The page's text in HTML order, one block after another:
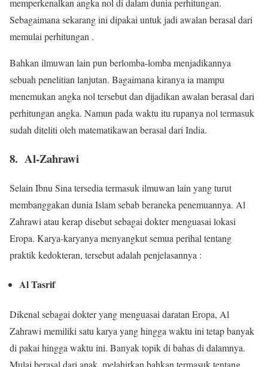
Sebagaimana sekarang ini dipakai untuk jadi awalan berasal dari
memulai perhitungan .
Bahkan ilmuwan lain pun berlomba-lomba menjadikannya
sebuah penelitian lanjutan. Bagaimana kiranya ia mampu
menemukan angka nol tersebut dan dijadikan awalan berasal dari
perhitungan angka. Namun pada waktu itu rupanya nol termasuk
sudah diteliti oleh matematikawan berasal dari India.
8. Al-Zahrawi
Selain Ibnu Sina tersedia termasuk ilmuwan lain yang turut
membanggakan dunia Islam sebab beraneka penemuannya. Al
Zahrawi atau kerap disebut sebagai dokter menguasai lokasi
Eropa. Karya-karyanya menyangkut semua perihal tentang
praktik kedokteran, tersebut adalah penjelasannya :
Al Tasrif
Dikenal sebagai dokter yang menguasai daratan Eropa, Al
Zahrawi memiliki satu karya yang hingga waktu ini tetap banyak
di pakai hingga waktu ini. Banyak topik di bahas di dalamnya.
Mulai berasal dari anak, melahirkan bahkan termasuk tentang